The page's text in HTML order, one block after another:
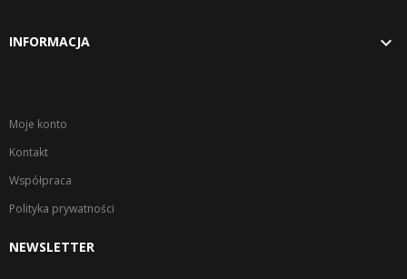
INFORMACJA 
Moje konto
Kontakt
Współpraca
Polityka prywatności
NEWSLETTER